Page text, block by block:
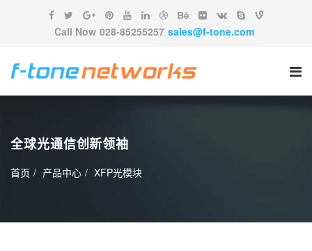
Call Now 028-85255257 sales@f-tone.com
全球光通信创新领袖
首页 产品中心 XFP光模块